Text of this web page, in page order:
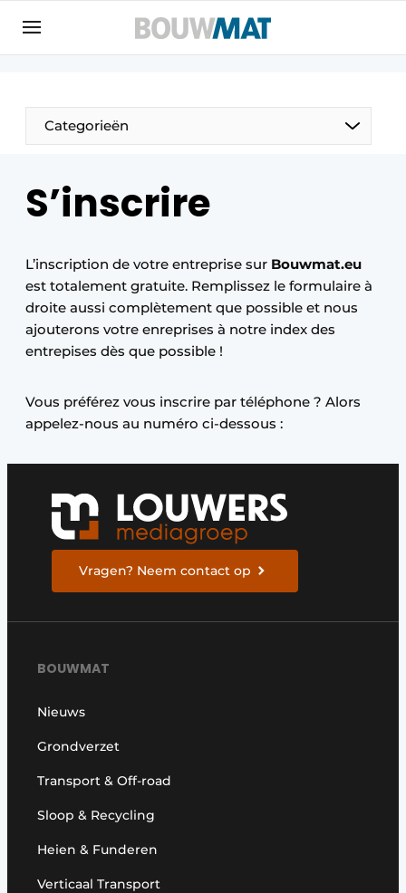
Aanmelden
Bedrijven
Bedrijven
bouwmachines
Direct contact
Evenement aanmelden
Meest gelezen
Nieuwsbrief
Privacy / Cookie statement
Video’s
Categorieën
S’inscrire
L’inscription de votre entreprise sur Bouwmat.eu
est totalement gratuite. Remplissez le formulaire à
droite aussi complètement que possible et nous
ajouterons votre enreprises à notre index des
entrepises dès que possible !
Vous préférez vous inscrire par téléphone ? Alors
appelez-nous au numéro ci-dessous :
Vragen? Neem contact op
BOUWMAT
Nieuws
Grondverzet
Transport & Off-road
Sloop & Recycling
Heien & Funderen
Verticaal Transport